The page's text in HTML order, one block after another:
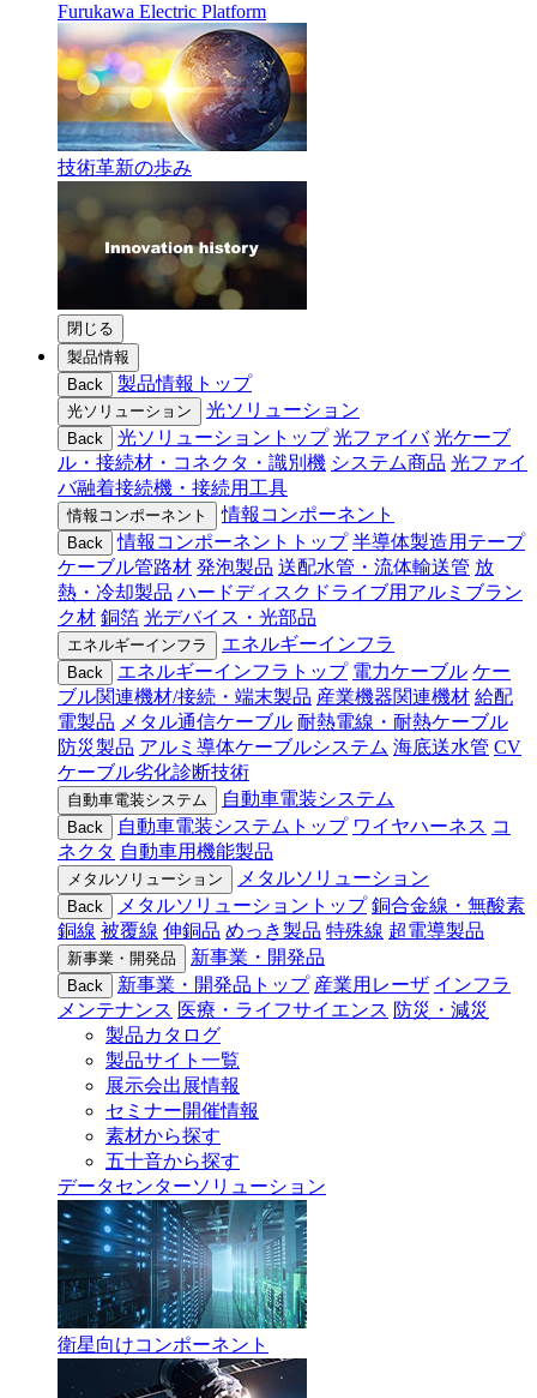
Furukawa Electric Platform
技術革新の歩み
閉じる
製品情報
Back
製品情報トップ
光ソリューション 光ソリューション
Back 光ソリューショントップ 光ファイバ 光ケーブ
ル・接続材・コネクタ・識別機 システム商品 光ファイ
バ融着接続機・接続用工具
情報コンポーネント 情報コンポーネント
Back 情報コンポーネントトップ 半導体製造用テープ
ケーブル管路材 発泡製品 送配水管・流体輸送管 放
熱・冷却製品 ハードディスクドライブ用アルミブラン
ク材 銅箔 光デバイス・光部品
エネルギーインフラ エネルギーインフラ
Back エネルギーインフラトップ 電力ケーブル ケー
ブル関連機材/接続・端末製品 産業機器関連機材 給配
電製品 メタル通信ケーブル 耐熱電線・耐熱ケーブル
防災製品 アルミ導体ケーブルシステム 海底送水管 CV
ケーブル劣化診断技術
自動車電装システム 自動車電装システム
Back 自動車電装システムトップ ワイヤハーネス コ
ネクタ 自動車用機能製品
メタルソリューション メタルソリューション
Back メタルソリューショントップ 銅合金線・無酸素
銅線 被覆線 伸銅品 めっき製品 特殊線 超電導製品
新事業・開発品 新事業・開発品
Back 新事業・開発品トップ 産業用レーザ インフラ
メンテナンス 医療・ライフサイエンス 防災・減災
製品カタログ
製品サイト一覧
展示会出展情報
セミナー開催情報
素材から探す
五十音から探す
データセンターソリューション
衛星向けコンポーネント